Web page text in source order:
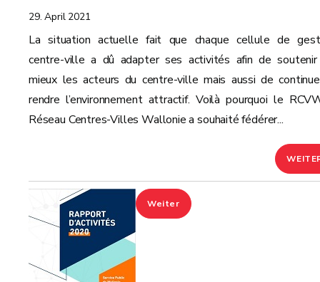
29. April 2021
La situation actuelle fait que chaque cellule de
centre-ville a dû adapter ses activités afin de
mieux les acteurs du centre-ville mais aussi de
rendre l’environnement attractif. Voilà pourquoi le
Réseau Centres-Villes Wallonie a souhaité fédérer...
Weiter